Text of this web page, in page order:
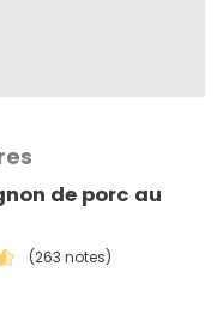
de porc au
(263 notes)